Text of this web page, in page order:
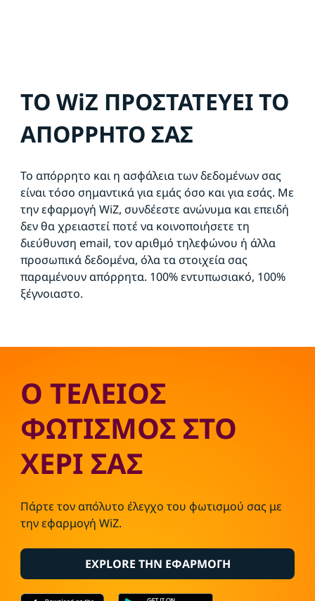
ΤΟ WiZ ΠΡΟΣΤΑΤΕΥΕΙ ΤΟ
ΑΠΟΡΡΗΤΟ ΣΑΣ
Το απόρρητο και η ασφάλεια των δεδομένων σας
είναι τόσο σημαντικά για εμάς όσο και για εσάς. Με
την εφαρμογή WiZ, συνδέεστε ανώνυμα και επειδή
δεν θα χρειαστεί ποτέ να κοινοποιήσετε τη
διεύθυνση email, τον αριθμό τηλεφώνου ή άλλα
προσωπικά δεδομένα, όλα τα στοιχεία σας
παραμένουν απόρρητα. 100% εντυπωσιακό, 100%
ξέγνοιαστο.
Ο ΤΕΛΕΙΟΣ
ΦΩΤΙΣΜΟΣ ΣΤΟ
ΧΕΡΙ ΣΑΣ
Πάρτε τον απόλυτο έλεγχο του φωτισμού σας με
την εφαρμογή WiZ.
EXPLORE ΤΗΝ ΕΦΑΡΜΟΓΗ